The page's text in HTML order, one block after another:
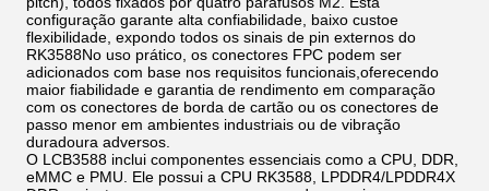
configuração garante alta confiabilidade, baixo custoe
flexibilidade, expondo todos os sinais de pin externos do
RK3588No uso prático, os conectores FPC podem ser
adicionados com base nos requisitos funcionais,oferecendo
maior fiabilidade e garantia de rendimento em comparação
com os conectores de borda de cartão ou os conectores de
passo menor em ambientes industriais ou de vibração
duradoura adversos.
O LCB3588 inclui componentes essenciais como a CPU, DDR,
eMMC e PMU. Ele possui a CPU RK3588, LPDDR4/LPDDR4X